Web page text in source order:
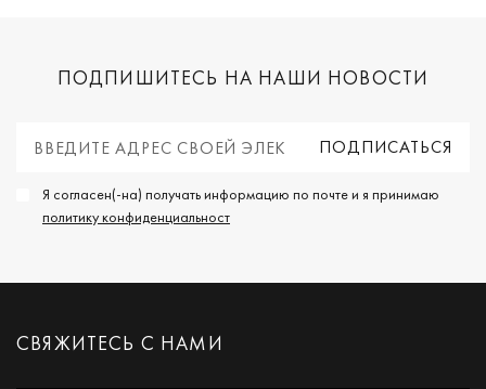
ПОДПИШИТЕСЬ НА НАШИ НОВОСТИ
Я согласен(-на) получать информацию по почте и я принимаю
политику конфиденциальност
СВЯЖИТЕСЬ С НАМИ